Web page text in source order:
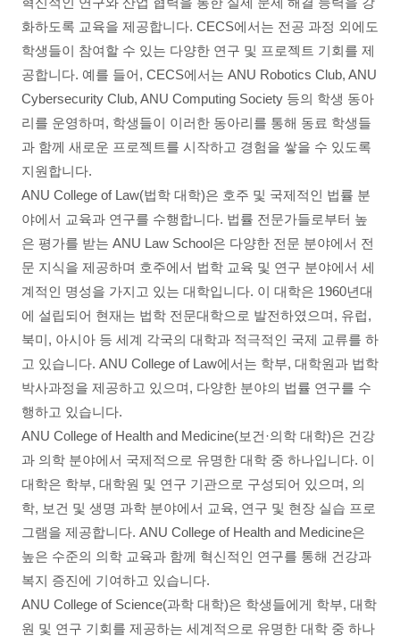
화하도록 교육을 제공합니다. CECS에서는 전공 과정 외에도
학생들이 참여할 수 있는 다양한 연구 및 프로젝트 기회를 제
공합니다. 예를 들어, CECS에서는 ANU Robotics Club, ANU
Cybersecurity Club, ANU Computing Society 등의 학생 동아
리를 운영하며, 학생들이 이러한 동아리를 통해 동료 학생들
과 함께 새로운 프로젝트를 시작하고 경험을 쌓을 수 있도록
지원합니다.
ANU College of Law(법학 대학)은 호주 및 국제적인 법률 분
야에서 교육과 연구를 수행합니다. 법률 전문가들로부터 높
은 평가를 받는 ANU Law School은 다양한 전문 분야에서 전
문 지식을 제공하며 호주에서 법학 교육 및 연구 분야에서 세
계적인 명성을 가지고 있는 대학입니다. 이 대학은 1960년대
에 설립되어 현재는 법학 전문대학으로 발전하였으며, 유럽,
북미, 아시아 등 세계 각국의 대학과 적극적인 국제 교류를 하
고 있습니다. ANU College of Law에서는 학부, 대학원과 법학
박사과정을 제공하고 있으며, 다양한 분야의 법률 연구를 수
행하고 있습니다.
ANU College of Health and Medicine(보건·의학 대학)은 건강
과 의학 분야에서 국제적으로 유명한 대학 중 하나입니다. 이
대학은 학부, 대학원 및 연구 기관으로 구성되어 있으며, 의
학, 보건 및 생명 과학 분야에서 교육, 연구 및 현장 실습 프로
그램을 제공합니다. ANU College of Health and Medicine은
높은 수준의 의학 교육과 함께 혁신적인 연구를 통해 건강과
복지 증진에 기여하고 있습니다.
ANU College of Science(과학 대학)은 학생들에게 학부, 대학
원 및 연구 기회를 제공하는 세계적으로 유명한 대학 중 하나